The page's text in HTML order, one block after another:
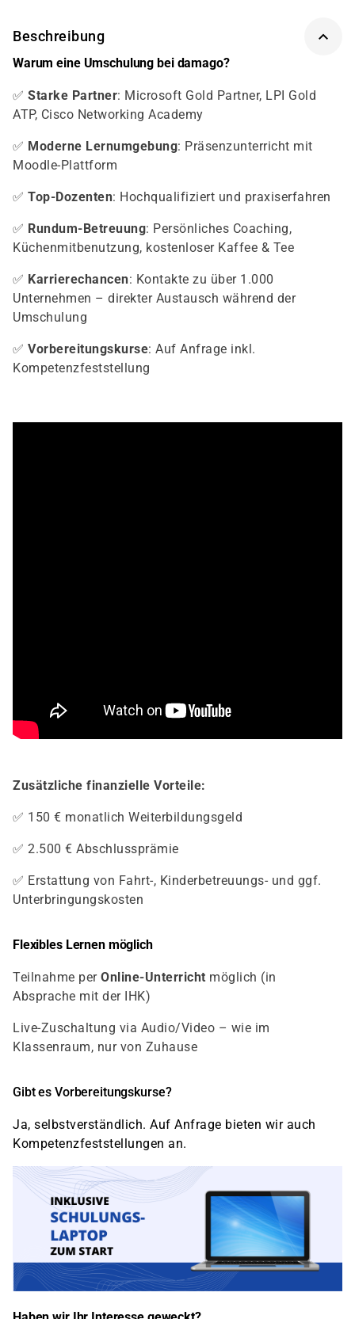
Beschreibung
Warum eine Umschulung bei damago?
✅ Starke Partner: Microsoft Gold Partner, LPI Gold
ATP, Cisco Networking Academy
✅ Moderne Lernumgebung: Präsenzunterricht mit
Moodle-Plattform
✅ Top-Dozenten: Hochqualifiziert und praxiserfahren
✅ Rundum-Betreuung: Persönliches Coaching,
Küchenmitbenutzung, kostenloser Kaffee & Tee
✅ Karrierechancen: Kontakte zu über 1.000
Unternehmen – direkter Austausch während der
Umschulung
✅ Vorbereitungskurse: Auf Anfrage inkl.
Kompetenzfeststellung
Zusätzliche finanzielle Vorteile:
✅ 150 € monatlich Weiterbildungsgeld
✅ 2.500 € Abschlussprämie
✅ Erstattung von Fahrt-, Kinderbetreuungs- und ggf.
Unterbringungskosten
Flexibles Lernen möglich
Teilnahme per Online-Unterricht möglich (in
Absprache mit der IHK)
Live-Zuschaltung via Audio/Video – wie im
Klassenraum, nur von Zuhause
Gibt es Vorbereitungskurse?
Ja, selbstverständlich. Auf Anfrage bieten wir auch
Kompetenzfeststellungen an.